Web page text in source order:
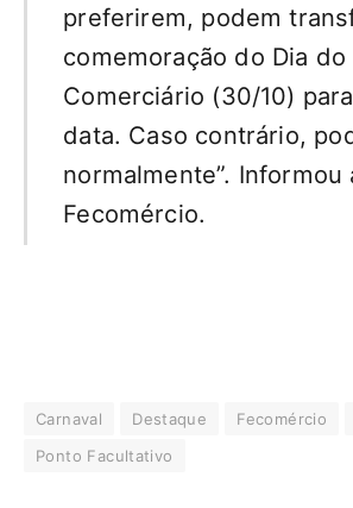
preferirem, podem
comemoração do Dia do
Comerciário (30/10)
data. Caso contrário,
normalmente”. Informou
Fecomércio.
Carnaval Destaque Fecomércio
Ponto Facultativo